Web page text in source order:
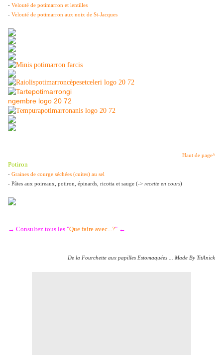
- Velouté de potimarron et lentilles
- Velouté de potimarron aux noix de St-Jacques
Haut de page^
Potiron
- Graines de courge séchées (cuites) au sel
- Pâtes aux poireaux, potiron, épinards, ricotta et sauge (-> recette en cours)
→ Consultez tous les "Que faire avec...?" ←
De la Fourchette aux papilles Estomaquées ... Made By TitAnick